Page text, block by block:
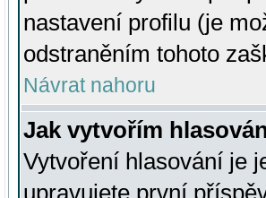
nastavení profilu (je
odstraněním tohoto
Návrat nahoru
Jak vytvořím
Vytvoření hlasování je
upravujete první